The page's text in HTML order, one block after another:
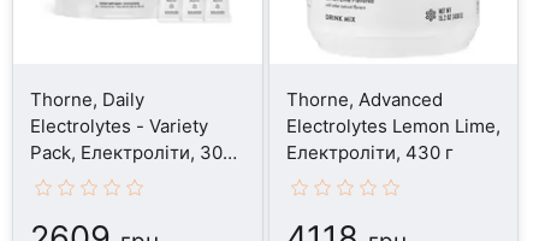
Thorne, Daily
Electrolytes - Variety
Pack, Електроліти, 30
шт
Thorne, Advanced
Electrolytes Lemon Lime,
Електроліти, 430 г